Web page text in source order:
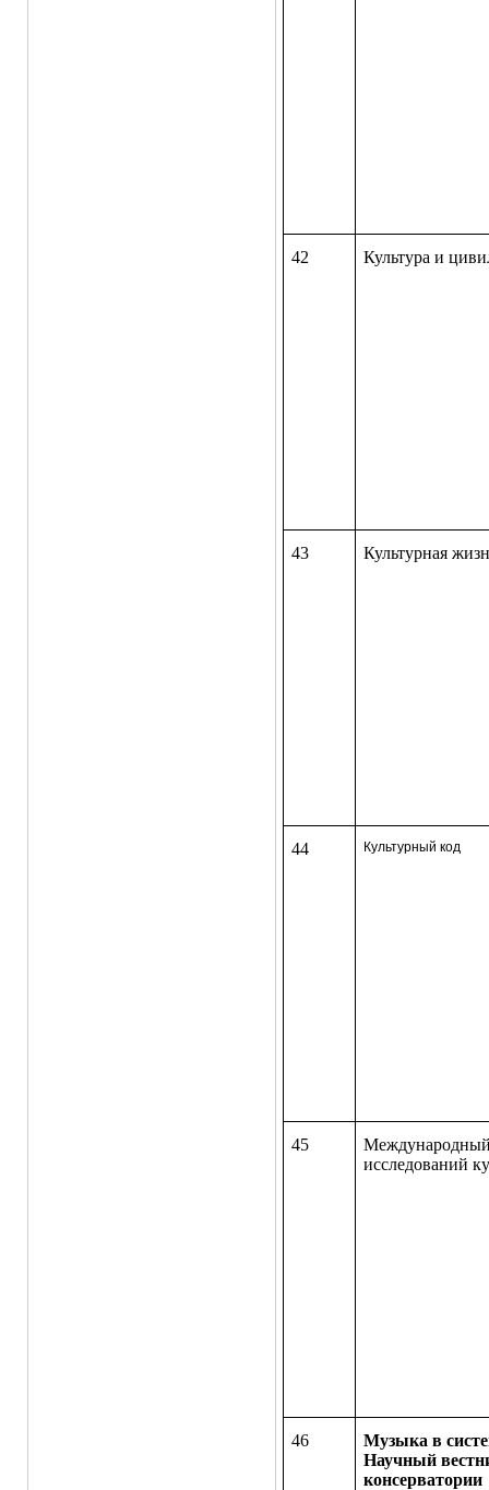
42 Культура и
43 Культурная
44 Культурный код
45
исследований
46
Музыка в
Научный
консерватории